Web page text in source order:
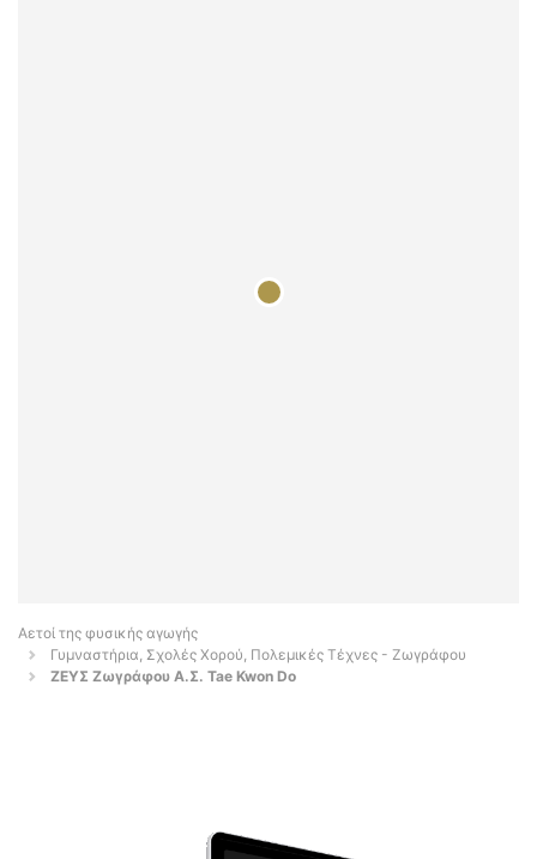
Αετοί της φυσικής αγωγής
Γυμναστήρια, Σχολές Χορού, Πολεμικές Τέχνες - Ζωγράφου
ΖΕΥΣ Ζωγράφου Α.Σ. Tae Kwon Do